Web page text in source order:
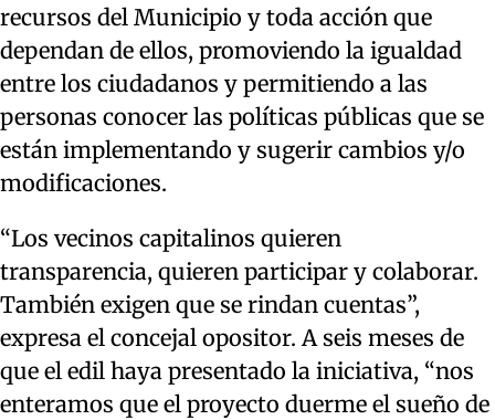
recursos del Municipio y toda acción que
dependan de ellos, promoviendo la igualdad
entre los ciudadanos y permitiendo a las
personas conocer las políticas públicas que se
están implementando y sugerir cambios y/o
modificaciones.
“Los vecinos capitalinos quieren
transparencia, quieren participar y colaborar.
También exigen que se rindan cuentas”,
expresa el concejal opositor. A seis meses de
que el edil haya presentado la iniciativa, “nos
enteramos que el proyecto duerme el sueño de